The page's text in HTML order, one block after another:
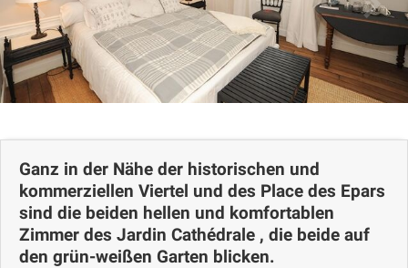
Ganz in der Nähe der historischen und
kommerziellen Viertel und des Place des Epars
sind die beiden hellen und komfortablen
Zimmer des Jardin Cathédrale , die beide auf
den grün-weißen Garten blicken.